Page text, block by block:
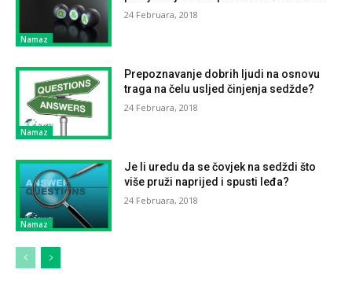
Namaz
24 Februara, 2018
Namaz
Prepoznavanje dobrih ljudi na osnovu
traga na čelu usljed činjenja sedžde?
24 Februara, 2018
Namaz
Je li uredu da se čovjek na sedždi što
više pruži naprijed i spusti leđa?
24 Februara, 2018